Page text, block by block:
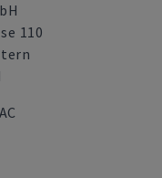
110